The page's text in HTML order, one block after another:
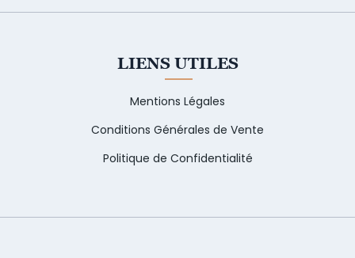
LIENS UTILES
Mentions Légales
Conditions Générales de Vente
Politique de Confidentialité